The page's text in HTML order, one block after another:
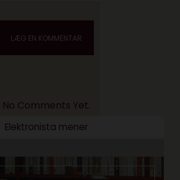
No Comments Yet.
Elektronista mener